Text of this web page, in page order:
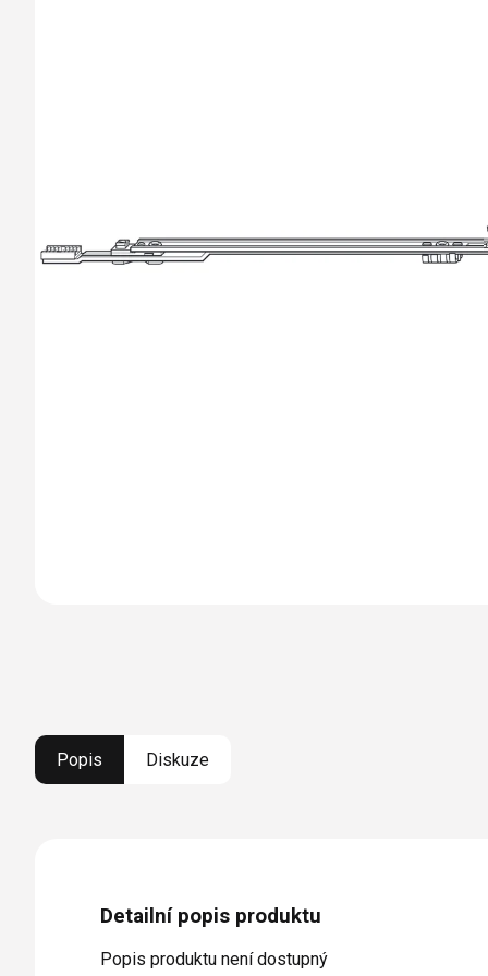
Popis Diskuze
Detailní popis produktu
Popis produktu není dostupný